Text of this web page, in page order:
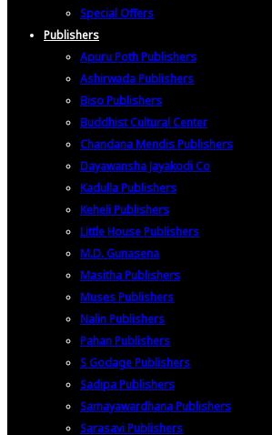
Special Offers
Publishers
Apuru Poth Publishers
Ashirwada Publishers
Biso Publishers
Buddhist Cultural Center
Chandana Mendis Publishers
Dayawansha Jayakodi Co
Kadulla Publishers
Keheli Publishers
Little House Publishers
M.D. Gunasena
Masitha Publishers
Muses Publishers
Nalin Publishers
Pahan Publishers
S Godage Publishers
Sadipa Publishers
Samayawardhana Publishers
Sarasavi Publishers